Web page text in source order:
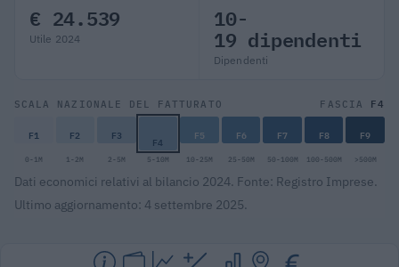
€ 24.539
Utile 2024
10-
19 dipendenti
Dipendenti
SCALA NAZIONALE DEL FATTURATO FASCIA F4
F1 F2 F3 F4 F5 F6 F7 F8 F9
0-1M 1-2M 2-5M 5-10M 10-25M 25-50M 50-100M 100-500M >500M
Dati economici relativi al bilancio 2024. Fonte: Registro Imprese.
Ultimo aggiornamento: 4 settembre 2025.